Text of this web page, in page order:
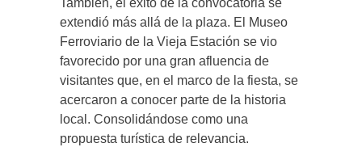
extendió más allá de la plaza. El Museo
Ferroviario de la Vieja Estación se vio
favorecido por una gran afluencia de
visitantes que, en el marco de la fiesta, se
acercaron a conocer parte de la historia
local. Consolidándose como una
propuesta turística de relevancia.